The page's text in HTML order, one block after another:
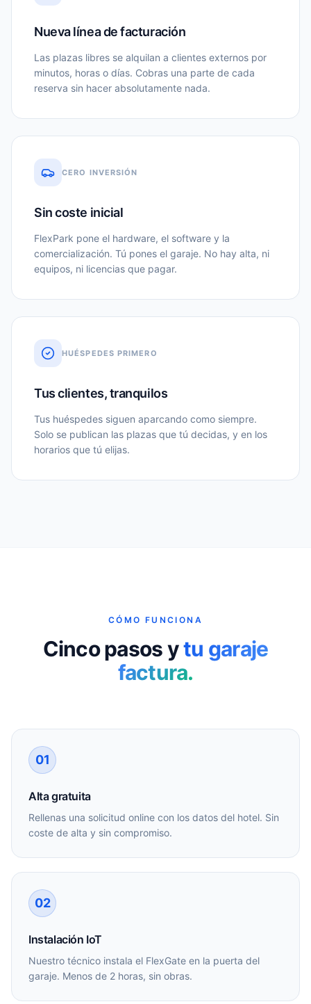
Nueva línea de facturación
Las plazas libres se alquilan a clientes externos por
minutos, horas o días. Cobras una parte de cada
reserva sin hacer absolutamente nada.
CERO INVERSIÓN
Sin coste inicial
FlexPark pone el hardware, el software y la
comercialización. Tú pones el garaje. No hay alta, ni
equipos, ni licencias que pagar.
HUÉSPEDES PRIMERO
Tus clientes, tranquilos
Tus huéspedes siguen aparcando como siempre.
Solo se publican las plazas que tú decidas, y en los
horarios que tú elijas.
CÓMO FUNCIONA
Cinco pasos ytu garaje
factura.
01
Alta gratuita
Rellenas una solicitud online con los datos del hotel. Sin
coste de alta y sin compromiso.
02
Instalación IoT
Nuestro técnico instala el FlexGate en la puerta del
garaje. Menos de 2 horas, sin obras.